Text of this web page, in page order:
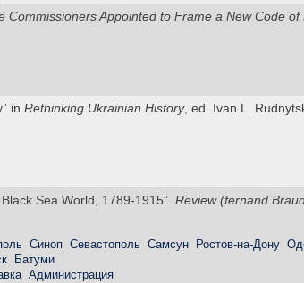
Commissioners Appointed to Frame a New Code of
in Rethinking Ukrainian History, ed. Ivan L.
Sea World, 1789-1915”. Review (fernand
Синоп Севастополь Самсун Ростов-на-Дону
Батуми
Администрация